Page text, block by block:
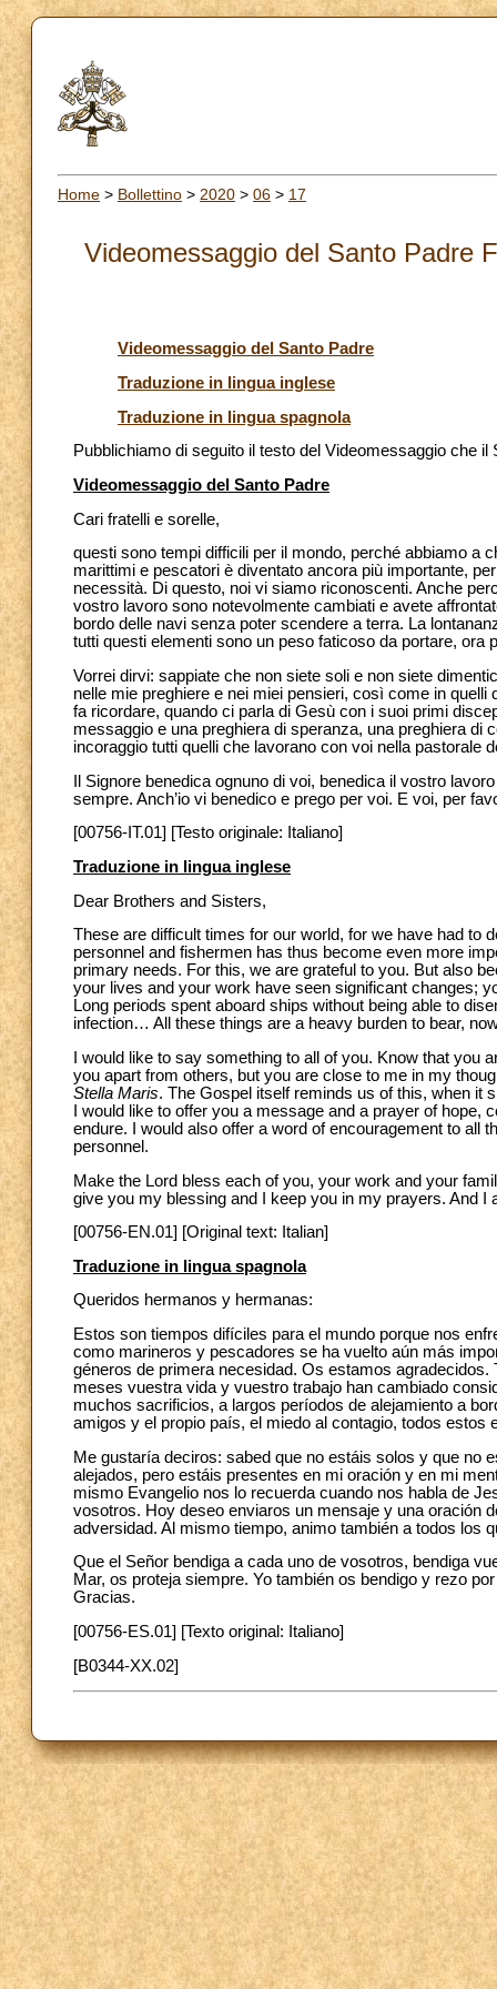
Home > Bollettino > 2020 > 06 > 17
Videomessaggio del Santo Padre
Videomessaggio del Santo Padre
Traduzione in lingua inglese
Traduzione in lingua spagnola
Pubblichiamo di seguito il testo del Videomessaggio che
Videomessaggio del Santo Padre
Cari fratelli e sorelle,
questi sono tempi difficili per il mondo, perché abbiamo a
marittimi e pescatori è diventato ancora più importante,
necessità. Di questo, noi vi siamo riconoscenti. Anche
vostro lavoro sono notevolmente cambiati e avete
bordo delle navi senza poter scendere a terra. La
tutti questi elementi sono un peso faticoso da portare, ora
Vorrei dirvi: sappiate che non siete soli e non siete
nelle mie preghiere e nei miei pensieri, così come in quelli
fa ricordare, quando ci parla di Gesù con i suoi primi
messaggio e una preghiera di speranza, una preghiera
incoraggio tutti quelli che lavorano con voi nella pastorale
Il Signore benedica ognuno di voi, benedica il vostro
sempre. Anch’io vi benedico e prego per voi. E voi, per
[00756-IT.01] [Testo originale: Italiano]
Traduzione in lingua inglese
Dear Brothers and Sisters,
These are difficult times for our world, for we have had to
personnel and fishermen has thus become even more
primary needs. For this, we are grateful to you. But also
your lives and your work have seen significant changes;
Long periods spent aboard ships without being able to
infection… All these things are a heavy burden to bear,
I would like to say something to all of you. Know that you
you apart from others, but you are close to me in my
Stella Maris. The Gospel itself reminds us of this, when it
I would like to offer you a message and a prayer of
endure. I would also offer a word of encouragement to all
personnel.
Make the Lord bless each of you, your work and your
give you my blessing and I keep you in my prayers. And
[00756-EN.01] [Original text: Italian]
Traduzione in lingua spagnola
Queridos hermanos y hermanas:
Estos son tiempos difíciles para el mundo porque nos
como marineros y pescadores se ha vuelto aún más
géneros de primera necesidad. Os estamos
meses vuestra vida y vuestro trabajo han cambiado
muchos sacrificios, a largos períodos de alejamiento a
amigos y el propio país, el miedo al contagio, todos
Me gustaría deciros: sabed que no estáis solos y que no
alejados, pero estáis presentes en mi oración y en mi
mismo Evangelio nos lo recuerda cuando nos habla de
vosotros. Hoy deseo enviaros un mensaje y una oración
adversidad. Al mismo tiempo, animo también a todos los
Que el Señor bendiga a cada uno de vosotros, bendiga
Mar, os proteja siempre. Yo también os bendigo y rezo
Gracias.
[00756-ES.01] [Texto original: Italiano]
[B0344-XX.02]